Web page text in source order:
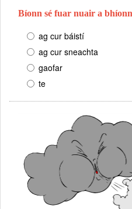
Bíonn sé fuar nuair a bhíonn
ag cur báistí
ag cur sneachta
gaofar
te